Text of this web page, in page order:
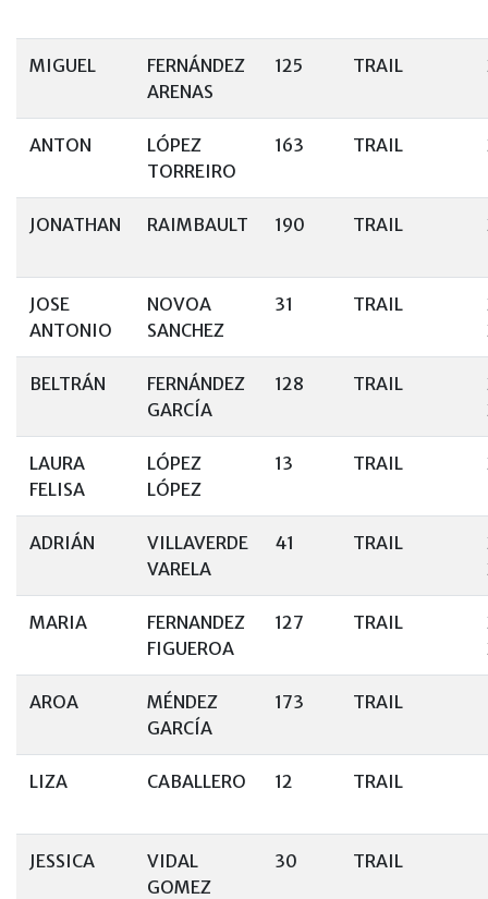
MIGUEL
FERNÁNDEZ
ARENAS
125 TRAIL
ANTON
LÓPEZ
TORREIRO
163 TRAIL
JONATHAN RAIMBAULT 190 TRAIL
JOSE
ANTONIO
NOVOA
SANCHEZ
31 TRAIL
BELTRÁN
FERNÁNDEZ
GARCÍA
128 TRAIL
LAURA
FELISA
LÓPEZ
LÓPEZ
13 TRAIL
ADRIÁN
VILLAVERDE
VARELA
41 TRAIL
MARIA
FERNANDEZ
FIGUEROA
127 TRAIL
AROA
MÉNDEZ
GARCÍA
173 TRAIL
LIZA CABALLERO 12 TRAIL
JESSICA
VIDAL
GOMEZ
30 TRAIL